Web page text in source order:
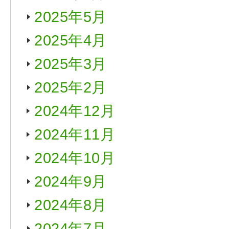
2025年5月
2025年4月
2025年3月
2025年2月
2024年12月
2024年11月
2024年10月
2024年9月
2024年8月